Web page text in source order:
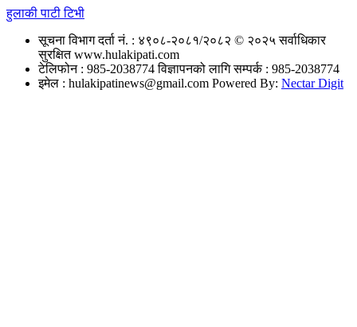
हुलाकी पाटी टिभी
सूचना विभाग दर्ता नं. : ४९०८-२०८१/२०८२ © २०२५ सर्वाधिकार
सुरक्षित www.hulakipati.com
टेलिफोन : 985-2038774विज्ञापनको लागि सम्पर्क : 985-2038774
इमेल : hulakipatinews@gmail.com Powered By: Nectar Digit